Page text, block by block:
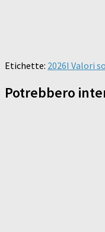
Etichette: 2026I Valori
Potrebbero